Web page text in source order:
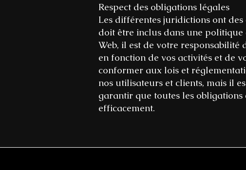
Respect des obligations légales
Les différentes juridictions ont
doit être inclus dans une
Web, il est de votre
en fonction de vos activités et de
conformer aux lois et
nos utilisateurs et clients, mais il
garantir que toutes les
efficacement.